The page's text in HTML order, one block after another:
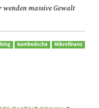
massive Gewalt
Kambodscha Mikrofinanz